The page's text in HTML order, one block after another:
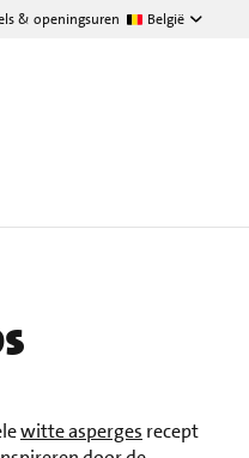
& openingsuren België
witte asperges recept